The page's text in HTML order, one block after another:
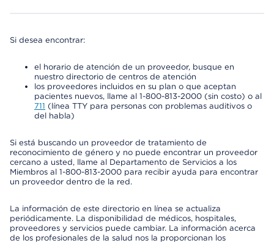
Si desea encontrar:
el horario de atención de un proveedor, busque en
nuestro directorio de centros de atención
los proveedores incluidos en su plan o que aceptan
pacientes nuevos, llame al 1-800-813-2000 (sin costo) o al
711 (línea TTY para personas con problemas auditivos o
del habla)
Si está buscando un proveedor de tratamiento de
reconocimiento de género y no puede encontrar un proveedor
cercano a usted, llame al Departamento de Servicios a los
Miembros al 1-800-813-2000 para recibir ayuda para encontrar
un proveedor dentro de la red.
La información de este directorio en línea se actualiza
periódicamente. La disponibilidad de médicos, hospitales,
proveedores y servicios puede cambiar. La información acerca
de los profesionales de la salud nos la proporcionan los